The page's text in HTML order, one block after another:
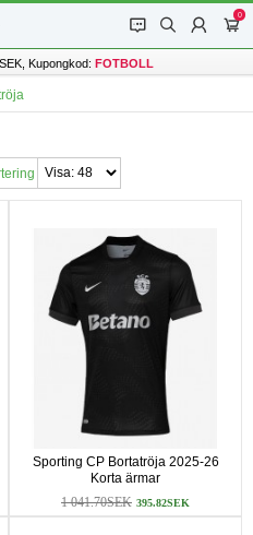
󰂱 󰂨 󰃳
0
󰃦
Kupongkod: FOTBOLL
Sporting CP Bortatröja 2025-26
Korta ärmar
1 041.70SEK 395.82SEK